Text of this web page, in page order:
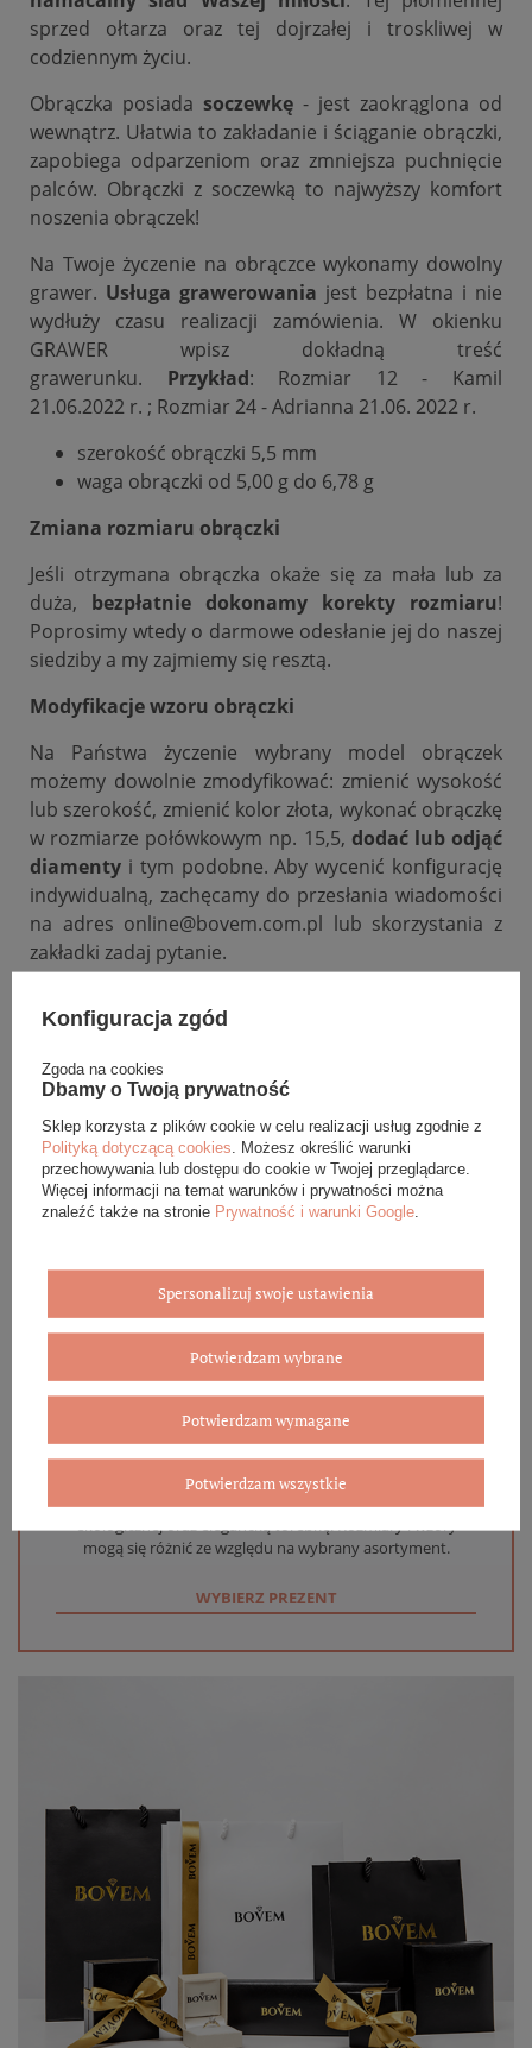
sprzed ołtarza oraz tej dojrzałej i troskliwej w
codziennym życiu.
Obrączka posiada soczewkę - jest zaokrąglona od
wewnątrz. Ułatwia to zakładanie i ściąganie obrączki,
zapobiega odparzeniom oraz zmniejsza puchnięcie
palców. Obrączki z soczewką to najwyższy komfort
noszenia obrączek!
Na Twoje życzenie na obrączce wykonamy dowolny
grawer. Usługa grawerowania jest bezpłatna i nie
wydłuży czasu realizacji zamówienia. W okienku
GRAWER wpisz dokładną treść
grawerunku.
Przykład: Rozmiar 12 - Kamil
21.06.2022 r. ; Rozmiar 24 - Adrianna 21.06. 2022 r.
szerokość obrączki 5,5 mm
waga obrączki od 5,00 g do 6,78 g
Zmiana rozmiaru obrączki
Jeśli otrzymana obrączka okaże się za mała lub za
duża, bezpłatnie dokonamy korekty rozmiaru!
Poprosimy wtedy o darmowe odesłanie jej do naszej
siedziby a my zajmiemy się resztą.
Modyfikacje wzoru obrączki
Na Państwa życzenie wybrany model obrączek
możemy dowolnie zmodyfikować: zmienić wysokość
lub szerokość, zmienić kolor złota, wykonać obrączkę
w rozmiarze połówkowym np. 15,5, dodać lub odjąć
diamenty i tym podobne. Aby wycenić konfigurację
indywidualną, zachęcamy do przesłania wiadomości
na adres online@bovem.com.pl lub skorzystania z
zakładki zadaj pytanie.
DANE SZCZEGÓŁOWE
OPINIE (0)
GWARANCJA
Eleganckie opakowanie gratis
Biżuterię i zegarki zakupione w sklepie internetowym
BOVEM otrzymasz jako gotowy do wręczenia upominek. Do
każdego zamówienia dołączamy pudełko ze skóry
ekologicznej oraz elegancką torebkę. Rozmiary i wzory
mogą się różnić ze względu na wybrany asortyment.
WYBIERZ PREZENT
Konfiguracja zgód
Zgoda na cookies
Dbamy o Twoją prywatność
Sklep korzysta z plików cookie w celu realizacji usług zgodnie z
Polityką dotyczącą cookies . Możesz określić warunki
przechowywania lub dostępu do cookie w Twojej przeglądarce.
Więcej informacji na temat warunków i prywatności można
znaleźć także na stronie Prywatność i warunki Google
Spersonalizuj swoje ustawienia
Potwierdzam wybrane
Potwierdzam wymagane
Potwierdzam wszystkie